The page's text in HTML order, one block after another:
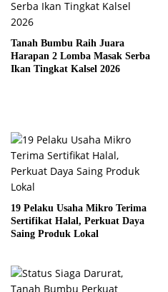
Tanah Bumbu Raih Juara
Harapan 2 Lomba Masak Serba
Ikan Tingkat Kalsel 2026
19 Pelaku Usaha Mikro Terima
Sertifikat Halal, Perkuat Daya
Saing Produk Lokal